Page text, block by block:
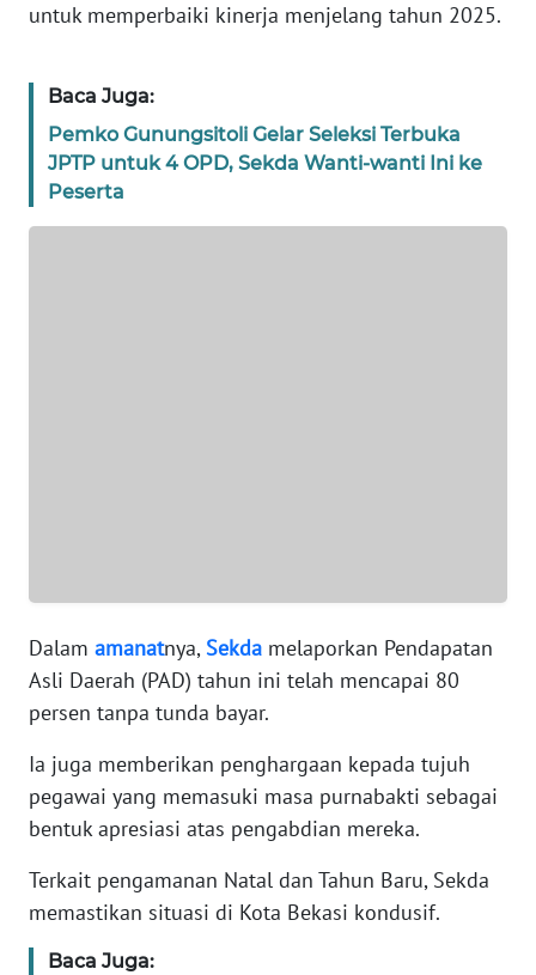
untuk memperbaiki kinerja menjelang tahun 2025.
Baca Juga:
Pemko Gunungsitoli Gelar Seleksi Terbuka
JPTP untuk 4 OPD, Sekda Wanti-wanti Ini ke
Peserta
Dalam amanatnya, Sekda melaporkan Pendapatan
Asli Daerah (PAD) tahun ini telah mencapai 80
persen tanpa tunda bayar.
Ia juga memberikan penghargaan kepada tujuh
pegawai yang memasuki masa purnabakti sebagai
bentuk apresiasi atas pengabdian mereka.
Terkait pengamanan Natal dan Tahun Baru, Sekda
memastikan situasi di Kota Bekasi kondusif.
Baca Juga:
Regional
WN
SUMUT
WN
WN
PAPUA
WN
PAPUA
BARAT
WN
RIAU